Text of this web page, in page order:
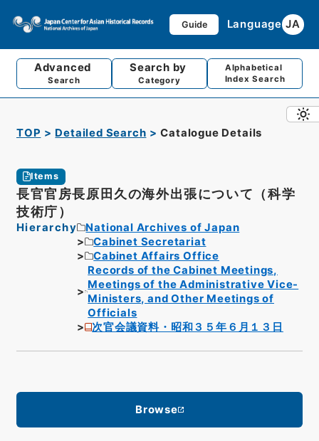
Guide Language JA
Advanced
Search
Search by
Category
Alphabetical
Index Search
TOP Detailed Search Catalogue Details
Items
長官官房長原田久の海外出張について（科学
技術庁）
Hierarchy
National Archives of Japan
Cabinet Secretariat
Cabinet Affairs Office
Records of the Cabinet Meetings,
Meetings of the Administrative Vice-
Ministers, and Other Meetings of
Officials
次官会議資料・昭和３５年６月１３日
Browse